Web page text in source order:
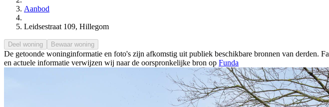
Aanbod
Leidsestraat 109, Hillegom
Deel woning Bewaar woning
De getoonde woninginformatie en foto's zijn afkomstig uit publiek beschikbare bronnen van derden.
en actuele informatie verwijzen wij naar de oorspronkelijke bron op Funda